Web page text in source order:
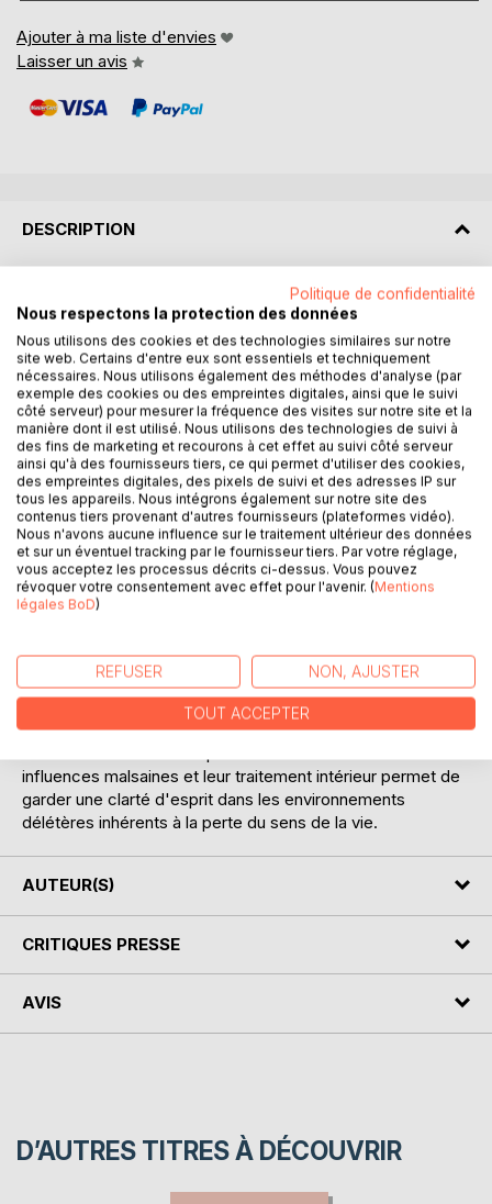
Ajouter à ma liste d'envies
Laisser un avis
DESCRIPTION
Ce deuxième cahier de la collection « Interrogations
suspendues » suit la même perspective que le premier : le
bien-être durable et la sagesse.
À la différence du précédent qui étudiait l'inefficience du
concept pour connaître la réalité profonde des choses, le
concept intervient ici comme soutien pour approfondir la
perception de la réalité jusqu'au ressenti. Les choses sont
vues avec une impression de concret. Les concepts
utilisés ne sont pas envisagés comme des objets
intellectuels mais comme des symboles, c'est-à-dire qu'ils
sont directement liés à une expérience intérieure.
La première partie du cahier est consacrée à des notions
qui permettent de mieux cerner la sagesse transcendante.
La deuxième partie examine les défauts du matérialisme
dans la quête de la sagesse. La troisième s'intéresse à la
de l'environnement social comme moyen de purification de
la conscience. Ainsi sont étudiés les influences
médiatiques, la validité des informations, le cas des
dictatures, les comportements en mode croyance et en
influences malsaines et leur traitement intérieur permet de
garder une clarté d'esprit dans les environnements
délétères inhérents à la perte du sens de la vie.
AUTEUR(S)
CRITIQUES PRESSE
AVIS
D’AUTRES TITRES À DÉCOUVRIR
Politique de confidentialité
Nous respectons la protection des données
Nous utilisons des cookies et des technologies similaires sur notre
site web. Certains d'entre eux sont essentiels et techniquement
nécessaires. Nous utilisons également des méthodes d'analyse (par
exemple des cookies ou des empreintes digitales, ainsi que le suivi
côté serveur) pour mesurer la fréquence des visites sur notre site et la
manière dont il est utilisé. Nous utilisons des technologies de suivi à
des fins de marketing et recourons à cet effet au suivi côté serveur
ainsi qu'à des fournisseurs tiers, ce qui permet d'utiliser des cookies,
des empreintes digitales, des pixels de suivi et des adresses IP sur
tous les appareils. Nous intégrons également sur notre site des
contenus tiers provenant d'autres fournisseurs (plateformes vidéo).
Nous n'avons aucune influence sur le traitement ultérieur des données
et sur un éventuel tracking par le fournisseur tiers. Par votre réglage,
vous acceptez les processus décrits ci-dessus. Vous pouvez
révoquer votre consentement avec effet pour l'avenir. (Mentions
légales BoD)
REFUSER NON, AJUSTER
TOUT ACCEPTER